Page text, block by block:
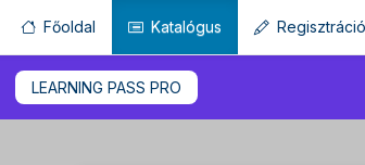
Főoldal Katalógus Regisztráció
LEARNING PASS PRO